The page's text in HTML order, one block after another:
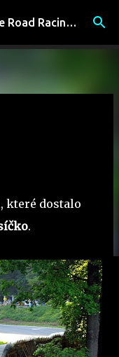
Czech TT / 300 zatáček Hořice Road Racing Fans
které dostalo
.